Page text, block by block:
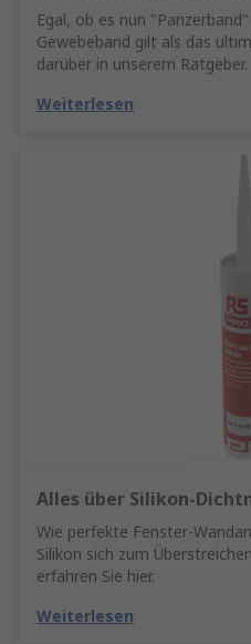
Egal, ob es nun
Gewebeband gilt als das
darüber in unserem Ratgeber.
Weiterlesen
Alles über Silikon-
Wie perfekte Fenster-
Silikon sich zum
erfahren Sie hier.
Weiterlesen